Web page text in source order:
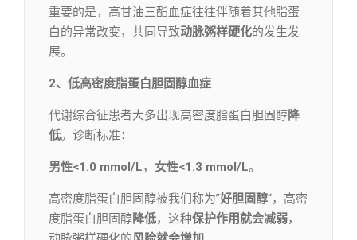
重要的是，高甘油三酯血症往往伴随着其他脂蛋
白的异常改变，共同导致动脉粥样硬化的发生发
展。
2、低高密度脂蛋白胆固醇血症
代谢综合征患者大多出现高密度脂蛋白胆固醇降
低。诊断标准：
男性<1.0 mmol/L， 女性<1.3 mmol/L。
高密度脂蛋白胆固醇被我们称为”好胆固醇“，高密
度脂蛋白胆固醇降低，这种保护作用就会减弱，